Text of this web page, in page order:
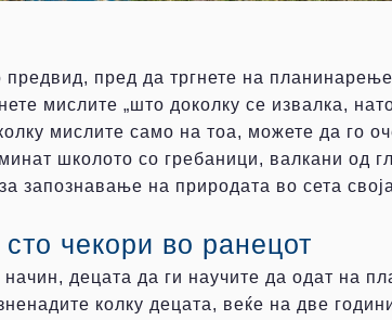
пред да тргнете на
мислите „што доколку се извалка,
мислите само на тоа, можете да го
школото со гребаници, валкани
запознавање на природата во сета
чекори во ранецот
начин, децата да ги научите да одат на
колку децата, веќе на две